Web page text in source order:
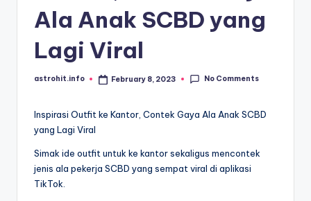
Ala Anak SCBD yang
Lagi Viral
Posted
astrohit.info February 8, 2023 No Comments
Inspirasi Outfit ke Kantor, Contek Gaya Ala Anak SCBD
yang Lagi Viral
Simak ide outfit untuk ke kantor sekaligus mencontek
jenis ala pekerja SCBD yang sempat viral di aplikasi
TikTok.